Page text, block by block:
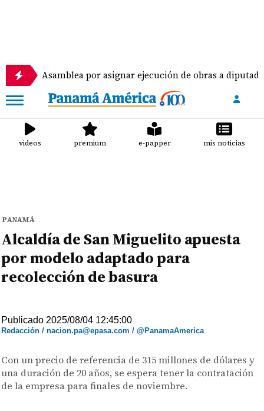
por asignar ejecución de obras a diputados
videos premium e-papper mis noticias
PANAMÁ
Alcaldía de San Miguelito apuesta
por modelo adaptado para
recolección de basura
Publicado 2025/08/04 12:45:00
Redacción / nacion.pa@epasa.com / @PanamaAmerica
Con un precio de referencia de 315 millones de dólares y
una duración de 20 años, se espera tener la contratación
de la empresa para finales de noviembre.